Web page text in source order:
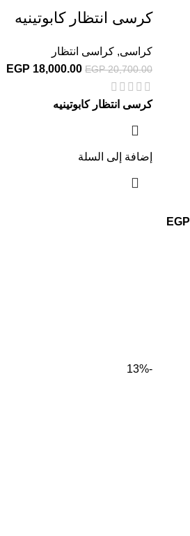
EGP
كرسى انتظار كابوتينيه
كراسى, كراسى انتظار
EGP20,700.00
EGP 18,000.00
كرسى انتظار كابوتينيه
إضافة إلى السلة
-13%